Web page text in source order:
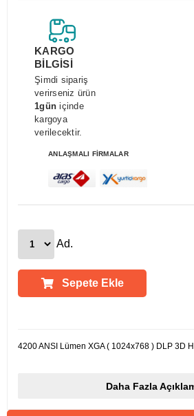
KARGO
BİLGİSİ
Şimdi sipariş
verirseniz ürün
1gün içinde
kargoya
verilecektir.
ANLAŞMALI FİRMALAR
Ad.
Sepete Ekle
4200 ANSI Lümen XGA ( 1024x768 ) DLP 3D
Daha Fazla